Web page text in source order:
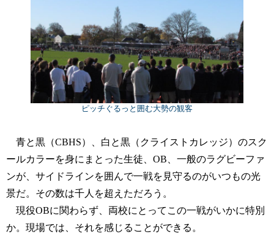
ピッチぐるっと囲む大勢の観客
青と黒（CBHS）、白と黒（クライストカレッジ）のスク
ールカラーを身にまとった生徒、OB、一般のラグビーファ
ンが、サイドラインを囲んで一戦を見守るのがいつもの光
景だ。その数は千人を超えただろう。
現役OBに関わらず、両校にとってこの一戦がいかに特別
か。現場では、それを感じることができる。